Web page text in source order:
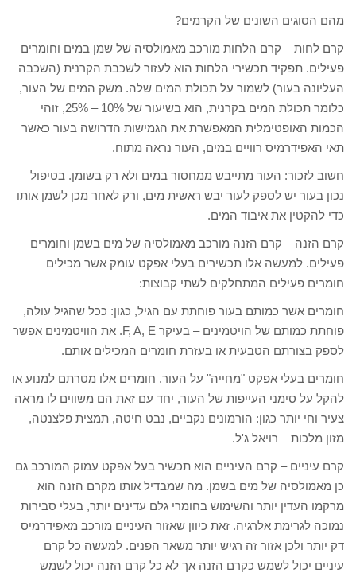
מהם הסוגים השונים של הקרמים?
קרם לחות – קרם הלחות מורכב מאמולסיה של שמן במים וחומרים
פעילים. תפקיד תכשירי הלחות הוא לעזור לשכבת הקרנית (השכבה
העליונה בעור) לשמור על תכולת המים שלה. משק המים של העור,
כלומר תכולת המים בקרנית, הוא בשיעור של 10% – 25%, זוהי
הכמות האופטימלית המאפשרת את הגמישות הדרושה בעור כאשר
תאי האפידרמיס רוויים במים, העור נראה מתוח.
חשוב לזכור: העור מתייבש ממחסור במים ולא רק בשומן. בטיפול
נכון בעור יש לספק לעור יבש ראשית מים, ורק לאחר מכן לשמן אותו
כדי להקטין את איבוד המים.
קרם הזנה – קרם הזנה מורכב מאמולסיה של מים בשמן וחומרים
פעילים. למעשה אלו תכשירים בעלי אפקט עומק אשר מכילים
חומרים פעילים המתחלקים לשתי קבוצות:
חומרים אשר כמותם בעור פוחתת עם הגיל, כגון: ככל שהגיל עולה,
פוחתת כמותם של הויטמינים – בעיקר F, A, E. את הוויטמינים אפשר
לספק בצורתם הטבעית או בעזרת חומרים המכילים אותם.
חומרים בעלי אפקט "מחייה" על העור. חומרים אלו מטרתם למנוע או
להקל על סימני העייפות של העור, יחד עם זאת הם משווים לו מראה
צעיר וחי יותר כגון: הורמונים נקביים, נבט חיטה, תמצית פלצנטה,
מזון מלכות – רויאל ג'ל.
קרם עיניים – קרם העיניים הוא תכשיר בעל אפקט עמוק המורכב גם
כן מאמולסיה של מים בשמן. מה שמבדיל אותו מקרם הזנה הוא
מרקמו העדין יותר והשימוש בחומרי גלם עדינים יותר, בעלי סבירות
נמוכה לגרימת אלרגיה. זאת כיוון שאזור העיניים מורכב מאפידרמיס
דק יותר ולכן אזור זה רגיש יותר משאר הפנים. למעשה כל קרם
עיניים יכול לשמש כקרם הזנה אך לא כל קרם הזנה יכול לשמש